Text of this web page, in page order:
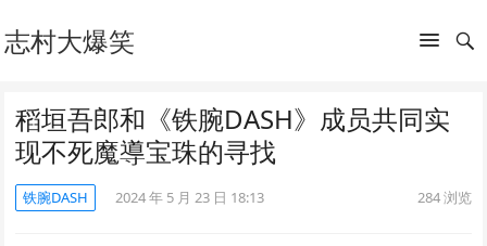
志村大爆笑
稻垣吾郎和《铁腕DASH》成员共同实
现不死魔導宝珠的寻找
铁腕DASH 2024 年 5 月 23 日 18:13 284浏览